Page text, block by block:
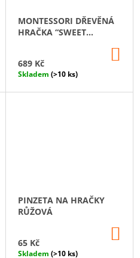
KOŠÍKU
MONTESSORI DŘEVĚNÁ
HRAČKA “SWEET
689 Kč
Skladem (>10 ks)
KOŠÍKU
PINZETA NA HRAČKY
RŮŽOVÁ
65 Kč
Skladem (>10 ks)